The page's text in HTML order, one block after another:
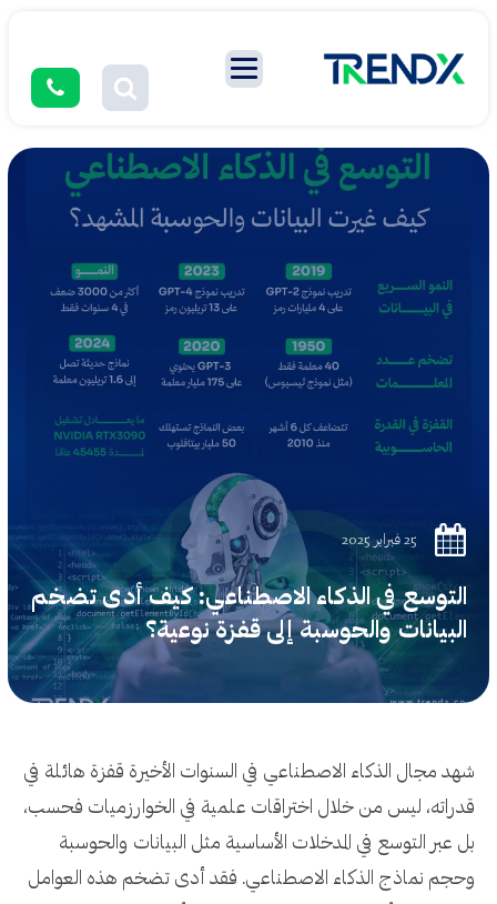
25 فبراير 2025
التوسع في الذكاء الاصطناعي: كيف أدى تضخم
البيانات والحوسبة إلى قفزة نوعية؟
شهد مجال الذكاء الاصطناعي في السنوات الأخيرة قفزة هائلة في
قدراته، ليس من خلال اختراقات علمية في الخوارزميات فحسب،
بل عبر التوسع في المدخلات الأساسية مثل البيانات والحوسبة
وحجم نماذج الذكاء الاصطناعي. فقد أدى تضخم هذه العوامل